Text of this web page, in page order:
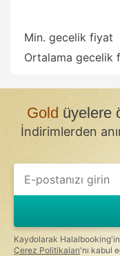
Min. gecelik fiyat
Ortalama gecelik
Goldüyelere
İndirimlerden
If
you
ignore
this
field
Kaydolarak Halalbooking'in
Çerez Politikaları'nı kabul